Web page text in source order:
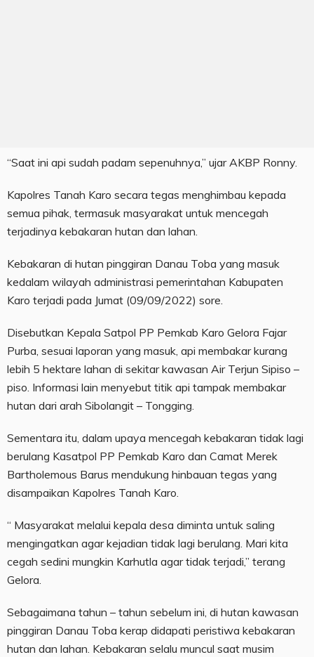
“Saat ini api sudah padam sepenuhnya,” ujar AKBP Ronny.
Kapolres Tanah Karo secara tegas menghimbau kepada
semua pihak, termasuk masyarakat untuk mencegah
terjadinya kebakaran hutan dan lahan.
Kebakaran di hutan pinggiran Danau Toba yang masuk
kedalam wilayah administrasi pemerintahan Kabupaten
Karo terjadi pada Jumat (09/09/2022) sore.
Disebutkan Kepala Satpol PP Pemkab Karo Gelora Fajar
Purba, sesuai laporan yang masuk, api membakar kurang
lebih 5 hektare lahan di sekitar kawasan Air Terjun Sipiso –
piso. Informasi lain menyebut titik api tampak membakar
hutan dari arah Sibolangit – Tongging.
Sementara itu, dalam upaya mencegah kebakaran tidak lagi
berulang Kasatpol PP Pemkab Karo dan Camat Merek
Bartholemous Barus mendukung hinbauan tegas yang
disampaikan Kapolres Tanah Karo.
“ Masyarakat melalui kepala desa diminta untuk saling
mengingatkan agar kejadian tidak lagi berulang. Mari kita
cegah sedini mungkin Karhutla agar tidak terjadi,” terang
Gelora.
Sebagaimana tahun – tahun sebelum ini, di hutan kawasan
pinggiran Danau Toba kerap didapati peristiwa kebakaran
hutan dan lahan. Kebakaran selalu muncul saat musim